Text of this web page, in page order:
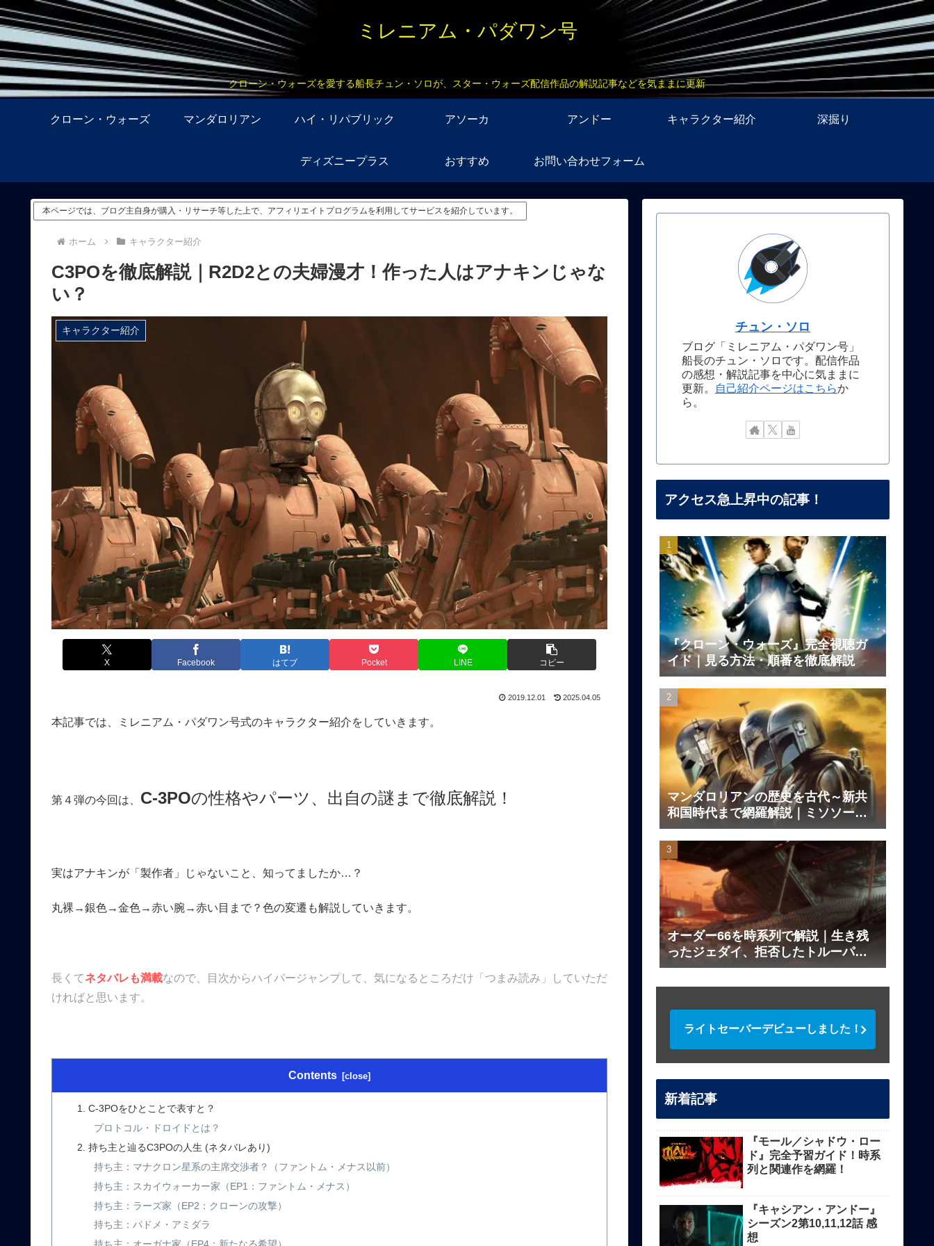
ミレニアム・パダワン号
クローン・ウォーズを愛する船長チュン・ソロが、スター・ウォーズ配信作品の解説記事などを気ままに更新
クローン・ウォーズ マンダロリアン ハイ・リパブリック アソーカ アンドー キャラクター紹介 深掘り
ディズニープラス おすすめ お問い合わせフォーム
本ページでは、ブログ主自身が購入・リサーチ等した上で、アフィリエイトプログラムを利用してサービスを紹介しています。
ホーム キャラクター紹介
C3POを徹底解説｜R2D2との夫婦漫才！作った人はアナキンじゃな
い？
キャラクター紹介
X Facebook はてブ Pocket LINE コピー
2019.12.01 2025.04.05
本記事では、ミレニアム・パダワン号式のキャラクター紹介をしていきます。
第４弾の今回は、 C-3POの性格やパーツ、出自の謎まで徹底解説 ！
実はアナキンが「製作者」じゃないこと、知ってましたか…？
丸裸→銀色→金色→赤い腕→赤い目まで？色の変遷も解説していきます。
長くてネタバレも満載なので、目次からハイパージャンプして、気になるところだけ「つまみ読み」していただ
ければと思います。
Contents
C-3POをひとことで表すと？
プロトコル・ドロイドとは？
持ち主と辿るC3POの人生 (ネタバレあり)
持ち主：マナクロン星系の主席交渉者？（ファントム・メナス以前）
持ち主：スカイウォーカー家（EP1：ファントム・メナス）
持ち主：ラーズ家（EP2：クローンの攻撃）
持ち主：パドメ・アミダラ
チュン・ソロ
ブログ「ミレニアム・パダワン号」
船長のチュン・ソロです。配信作品
の感想・解説記事を中心に気ままに
更新。
自己紹介ページはこちらか
ら。
アクセス急上昇中の記事！
『クローン・ウォーズ』完全視聴ガ
イド｜見る方法・順番を徹底解説
マンダロリアンの歴史を古代～新共
和国時代まで網羅解説｜ミソソー、
ダークセーバーの伝説とは？
オーダー66を時系列で解説｜生き残
ったジェダイ、拒否したトルーパー
は？
ライトセーバーデビューしました！
新着記事
『モール／シャドウ・ロー
ド』完全予習ガイド！時系
列と関連作を網羅！
『キャシアン・アンドー』
シーズン2第10,11,12話 感
想